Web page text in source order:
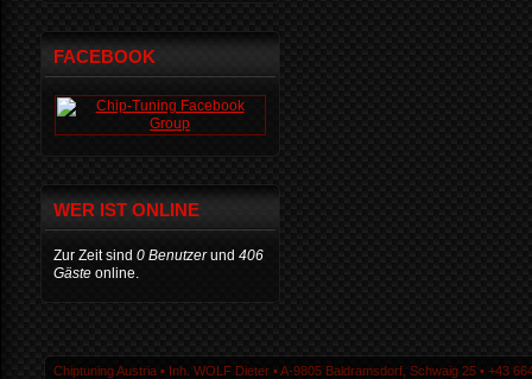
FACEBOOK
WER IST ONLINE
Zur Zeit sind 0 Benutzerund 406
Gäste online.
Chiptuning Austria ▪ Inh. WOLF Dieter ▪ A-9805 Baldramsdorf, Schwaig 25 ▪ +43